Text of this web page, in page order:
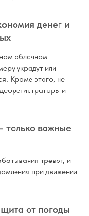
денег и
облачном
украдут или
Кроме этого, не
и
важные
тревог, и
при движении
от погоды